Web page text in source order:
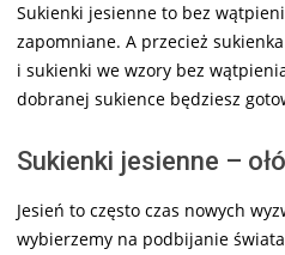
Sukienki jesienne to bez
zapomniane. A przecież
i sukienki we wzory bez
dobranej sukience będziesz
Sukienki jesienne –
Jesień to często czas nowych
wybierzemy na podbijanie